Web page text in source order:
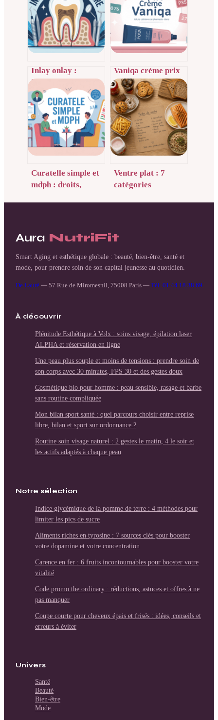
Inlay onlay :
indications,
déroulement et prix
de ces soins
dentaires
Vaniqa crème prix
en pharmacie : ce
qu’il faut vraiment
savoir
Curatelle simple et
mdph : droits,
Ventre plat : 7
catégories
ballonnements
Aura NutriFit
Smart Aging et esthétique globale : beauté, bien-être, santé et
mode, pour prendre soin de son capital jeunesse au quotidien.
De Lauré — 57 Rue de Miromesnil, 75008 Paris — Tél. 01 44 18 38 69
À découvrir
Plénitude Esthétique à Volx : soins visage, épilation laser
ALPHA et réservation en ligne
Une peau plus souple et moins de tensions : prendre soin de
son corps avec 30 minutes, FPS 30 et des gestes doux
Cosmétique bio pour homme : peau sensible, rasage et barbe
sans routine compliquée
Mon bilan sport santé : quel parcours choisir entre reprise
libre, bilan et sport sur ordonnance ?
Routine soin visage naturel : 2 gestes le matin, 4 le soir et
les actifs adaptés à chaque peau
Notre sélection
Indice glycémique de la pomme de terre : 4 méthodes pour
limiter les pics de sucre
Aliments riches en tyrosine : 7 sources clés pour booster
votre dopamine et votre concentration
Carence en fer : 6 fruits incontournables pour booster votre
vitalité
Code promo the ordinary : réductions, astuces et offres à ne
pas manquer
Coupe courte pour cheveux épais et frisés : idées, conseils et
erreurs à éviter
Univers
Santé
Beauté
Bien-être
Mode